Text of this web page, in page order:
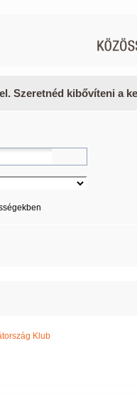
Szeretnéd kibővíteni a
Klub